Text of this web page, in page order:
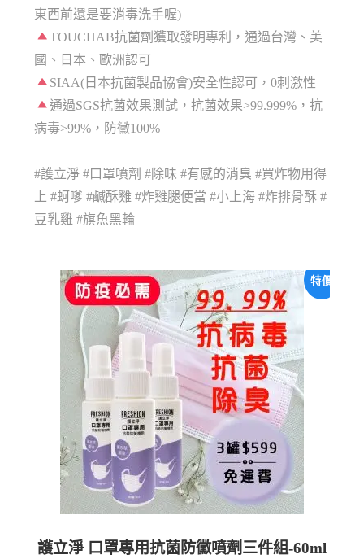
東西前還是要消毒洗手喔)
TOUCHAB抗菌劑獲取發明專利，通過台灣、美
國、日本、歐洲認可
SIAA(日本抗菌製品協會)安全性認可，0刺激性
通過SGS抗菌效果測試，抗菌效果>99.999%，抗
病毒>99%，防黴100%
#護立淨 #口罩噴劑 #除味 #有感的消臭 #買炸物用得
上 #蚵嗲 #鹹酥雞 #炸雞腿便當 #小上海 #炸排骨酥 #
豆乳雞 #旗魚黑輪
特價
護立淨 口罩專用抗菌防黴噴劑三件組-60ml